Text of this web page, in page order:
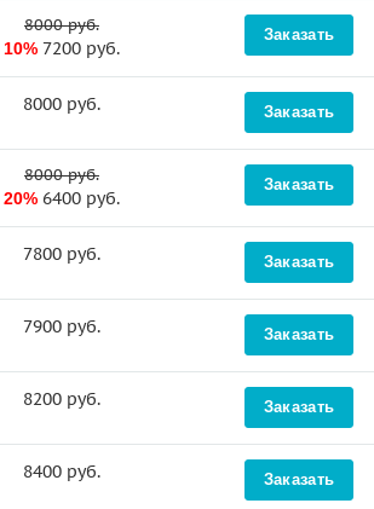
8000 руб.
10% 7200 руб.
Заказать
8000 руб. Заказать
8000 руб.
20% 6400 руб.
Заказать
7800 руб. Заказать
7900 руб. Заказать
8200 руб. Заказать
8400 руб. Заказать